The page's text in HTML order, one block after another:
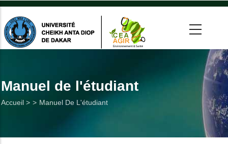
Aller
contenu
principal
Manuel de l'étudiant
Fil
Accueil > Manuel De L'étudiant